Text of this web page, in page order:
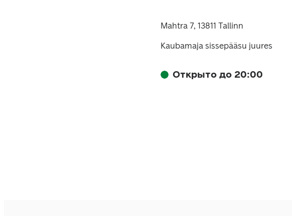
Mahtra 7, 13811 Tallinn
Kaubamaja sissepääsu juures
Открыто до 20:00